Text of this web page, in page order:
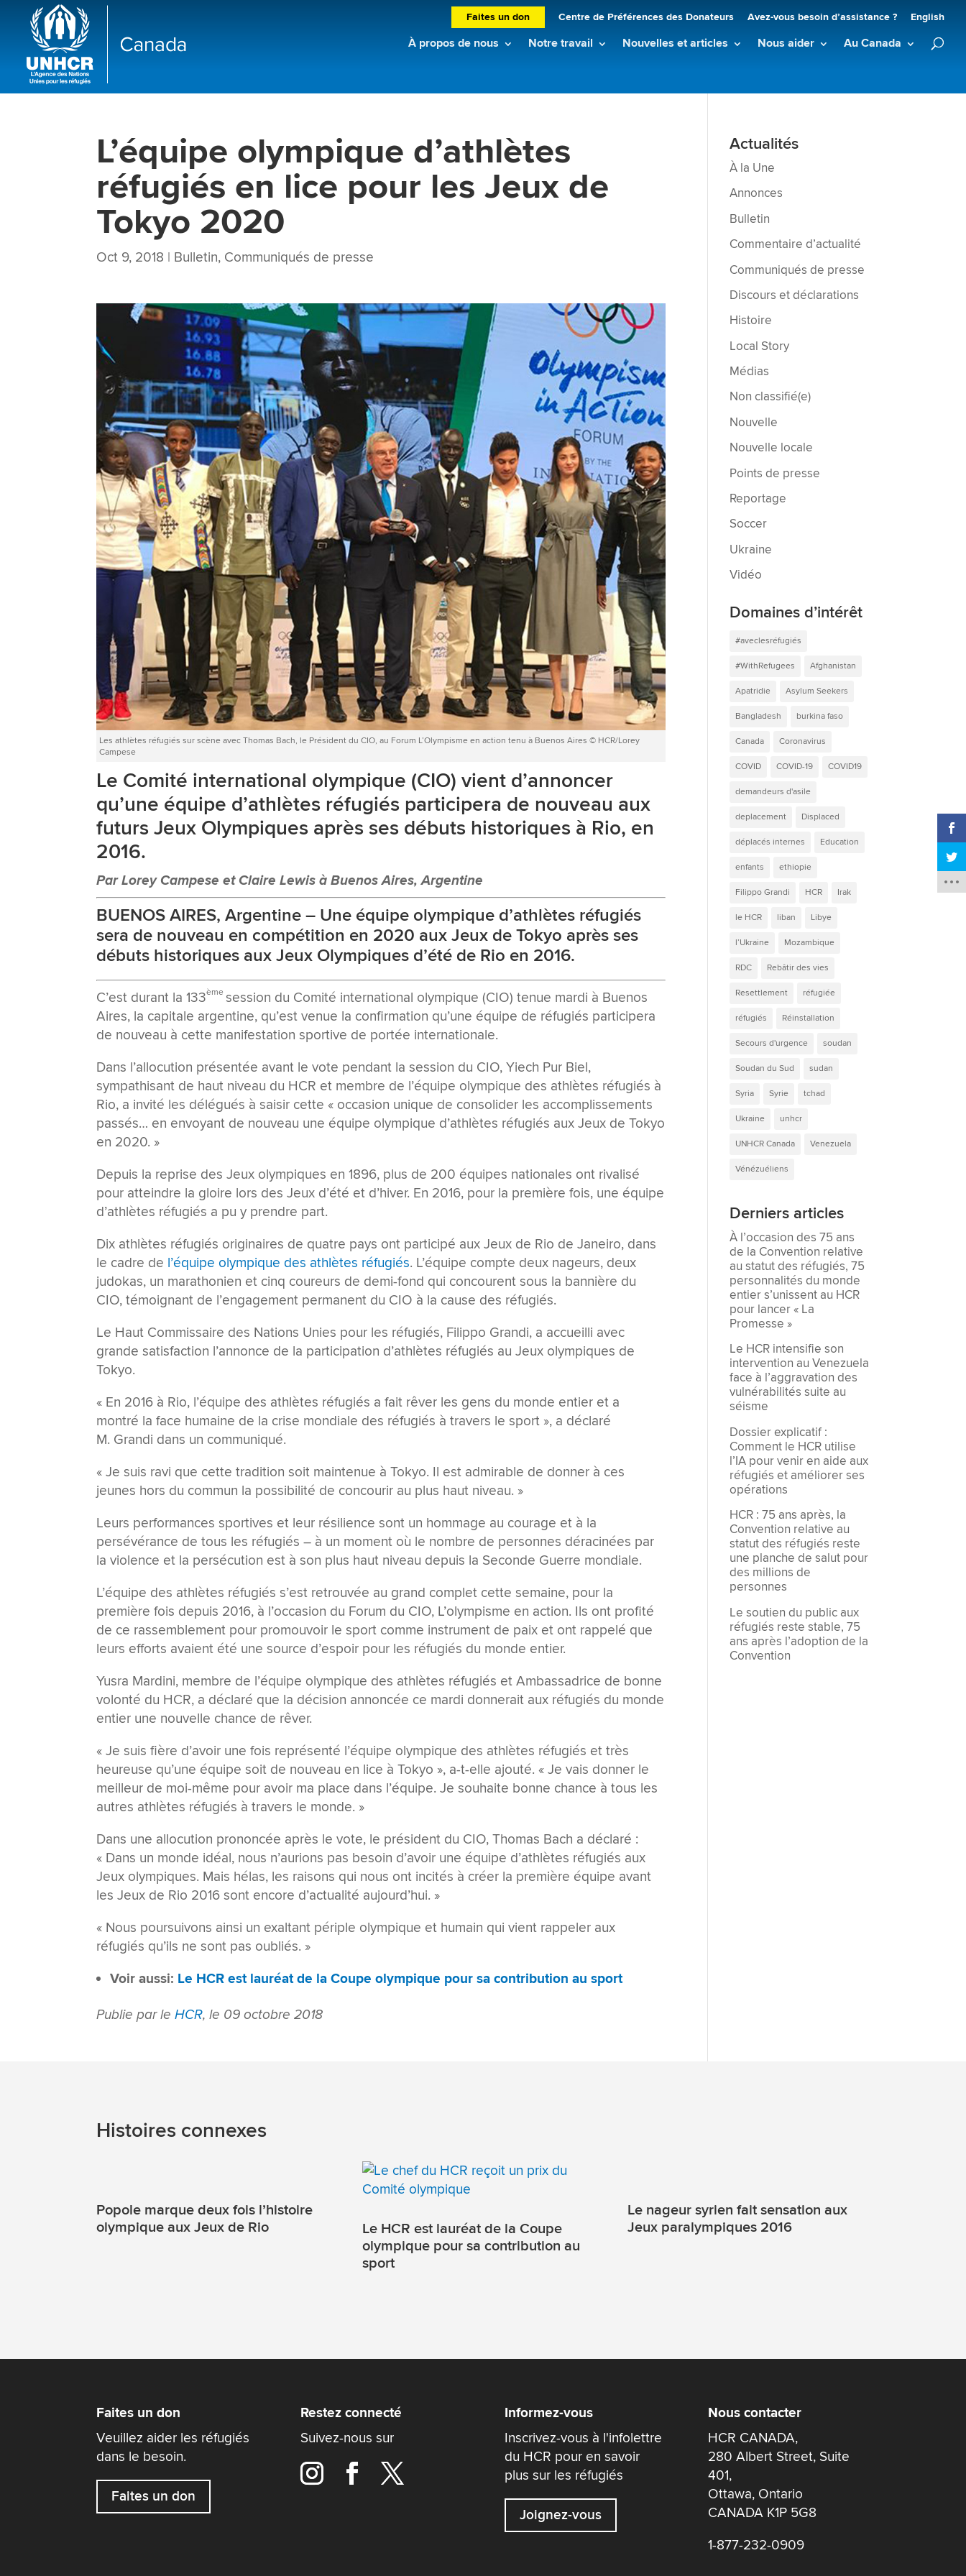
Faites un don Centre de Préférences des Donateurs Avez-vous besoin d’assistance ? English
À propos de nous Notre travail Nouvelles et articles Nous aider Au Canada
L’équipe olympique d’athlètes
réfugiés en lice pour les Jeux de
Tokyo 2020
Oct 9, 2018 | Bulletin, Communiqués de presse
Les athlètes réfugiés sur scène avec Thomas Bach, le Président du CIO, au Forum L’Olympisme en action tenu à Buenos Aires © HCR/Lorey
Campese
Le Comité international olympique (CIO) vient d’annoncer
qu’une équipe d’athlètes réfugiés participera de nouveau aux
futurs Jeux Olympiques après ses débuts historiques à Rio, en
2016.
Par Lorey Campese et Claire Lewis à Buenos Aires, Argentine
BUENOS AIRES, Argentine – Une équipe olympique d’athlètes réfugiés
sera de nouveau en compétition en 2020 aux Jeux de Tokyo après ses
débuts historiques aux Jeux Olympiques d’été de Rio en 2016.
C’est durant la 133ème session du Comité international olympique (CIO) tenue mardi à Buenos
Aires, la capitale argentine, qu’est venue la confirmation qu’une équipe de réfugiés participera
de nouveau à cette manifestation sportive de portée internationale.
Dans l’allocution présentée avant le vote pendant la session du CIO, Yiech Pur Biel,
sympathisant de haut niveau du HCR et membre de l’équipe olympique des athlètes réfugiés à
Rio, a invité les délégués à saisir cette « occasion unique de consolider les accomplissements
passés… en envoyant de nouveau une équipe olympique d’athlètes réfugiés aux Jeux de Tokyo
en 2020. »
Depuis la reprise des Jeux olympiques en 1896, plus de 200 équipes nationales ont rivalisé
pour atteindre la gloire lors des Jeux d’été et d’hiver. En 2016, pour la première fois, une équipe
d’athlètes réfugiés a pu y prendre part.
Dix athlètes réfugiés originaires de quatre pays ont participé aux Jeux de Rio de Janeiro, dans
le cadre de l’équipe olympique des athlètes réfugiés. L’équipe compte deux nageurs, deux
judokas, un marathonien et cinq coureurs de demi-fond qui concourent sous la bannière du
CIO, témoignant de l’engagement permanent du CIO à la cause des réfugiés.
Le Haut Commissaire des Nations Unies pour les réfugiés, Filippo Grandi, a accueilli avec
grande satisfaction l’annonce de la participation d’athlètes réfugiés au Jeux olympiques de
Tokyo.
« En 2016 à Rio, l’équipe des athlètes réfugiés a fait rêver les gens du monde entier et a
montré la face humaine de la crise mondiale des réfugiés à travers le sport », a déclaré
M. Grandi dans un communiqué.
« Je suis ravi que cette tradition soit maintenue à Tokyo. Il est admirable de donner à ces
jeunes hors du commun la possibilité de concourir au plus haut niveau. »
Leurs performances sportives et leur résilience sont un hommage au courage et à la
persévérance de tous les réfugiés – à un moment où le nombre de personnes déracinées par
la violence et la persécution est à son plus haut niveau depuis la Seconde Guerre mondiale.
L’équipe des athlètes réfugiés s’est retrouvée au grand complet cette semaine, pour la
première fois depuis 2016, à l’occasion du Forum du CIO, L’olympisme en action. Ils ont profité
de ce rassemblement pour promouvoir le sport comme instrument de paix et ont rappelé que
leurs efforts avaient été une source d’espoir pour les réfugiés du monde entier.
Yusra Mardini, membre de l’équipe olympique des athlètes réfugiés et Ambassadrice de bonne
volonté du HCR, a déclaré que la décision annoncée ce mardi donnerait aux réfugiés du monde
entier une nouvelle chance de rêver.
« Je suis fière d’avoir une fois représenté l’équipe olympique des athlètes réfugiés et très
heureuse qu’une équipe soit de nouveau en lice à Tokyo », a-t-elle ajouté. « Je vais donner le
meilleur de moi-même pour avoir ma place dans l’équipe. Je souhaite bonne chance à tous les
autres athlètes réfugiés à travers le monde. »
Dans une allocution prononcée après le vote, le président du CIO, Thomas Bach a déclaré :
« Dans un monde idéal, nous n’aurions pas besoin d’avoir une équipe d’athlètes réfugiés aux
Jeux olympiques. Mais hélas, les raisons qui nous ont incités à créer la première équipe avant
les Jeux de Rio 2016 sont encore d’actualité aujourd’hui. »
« Nous poursuivons ainsi un exaltant périple olympique et humain qui vient rappeler aux
réfugiés qu’ils ne sont pas oubliés. »
Voir aussi: Le HCR est lauréat de la Coupe olympique pour sa contribution au sport
Publie par leHCR, le 09 octobre 2018
Actualités
À la Une
Annonces
Bulletin
Commentaire d’actualité
Communiqués de presse
Discours et déclarations
Histoire
Local Story
Médias
Non classifié(e)
Nouvelle
Nouvelle locale
Points de presse
Reportage
Soccer
Ukraine
Vidéo
Domaines d’intérêt
#aveclesréfugiés
#WithRefugees Afghanistan
Apatridie Asylum Seekers
Bangladesh burkina faso
Canada Coronavirus
COVID COVID-19 COVID19
demandeurs d'asile
deplacement Displaced
déplacés internes Education
enfants ethiopie
Filippo Grandi HCR Irak
le HCR liban Libye
l’Ukraine Mozambique
RDC Rebâtir des vies
Resettlement réfugiée
réfugiés Réinstallation
Secours d'urgence soudan
Soudan du Sud sudan
Syria Syrie tchad
Ukraine unhcr
UNHCR Canada Venezuela
Vénézuéliens
Derniers articles
À l’occasion des 75 ans
de la Convention relative
au statut des réfugiés, 75
personnalités du monde
entier s’unissent au HCR
pour lancer « La
Promesse »
Le HCR intensifie son
intervention au Venezuela
face à l’aggravation des
vulnérabilités suite au
séisme
Dossier explicatif :
Comment le HCR utilise
l’IA pour venir en aide aux
réfugiés et améliorer ses
opérations
HCR : 75 ans après, la
Convention relative au
statut des réfugiés reste
une planche de salut pour
des millions de
personnes
Le soutien du public aux
réfugiés reste stable, 75
ans après l’adoption de la
Convention
Histoires connexes
Popole marque deux fois l’histoire
olympique aux Jeux de Rio
Le HCR est lauréat de la Coupe
olympique pour sa contribution au
sport
Le nageur syrien fait sensation aux
Jeux paralympiques 2016
Faites un don
Veuillez aider les réfugiés
dans le besoin.
Faites un don
Restez connecté
Suivez-nous sur
Informez-vous
Inscrivez-vous à l'infolettre
du HCR pour en savoir
plus sur les réfugiés
Joignez-vous
Nous contacter
HCR CANADA,
280 Albert Street, Suite
401,
Ottawa, Ontario
CANADA K1P 5G8
1-877-232-0909